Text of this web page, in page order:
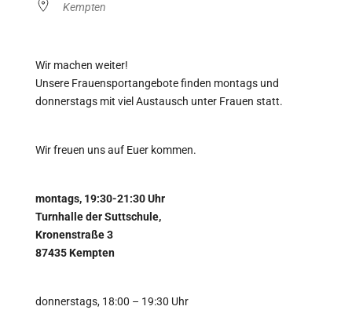
Kempten
Wir machen weiter!
Unsere Frauensportangebote finden montags und
donnerstags mit viel Austausch unter Frauen statt.
Wir freuen uns auf Euer kommen.
montags, 19:30-21:30 Uhr
Turnhalle der Suttschule,
Kronenstraße 3
87435 Kempten
donnerstags, 18:00 – 19:30 Uhr